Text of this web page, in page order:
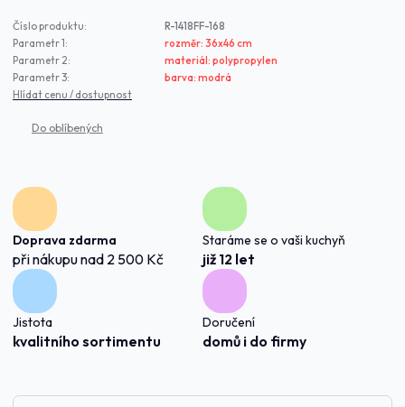
Číslo produktu:
R-1418FF-168
Parametr 1:
rozměr: 36x46 cm
Parametr 2:
materiál: polypropylen
Parametr 3:
barva: modrá
Hlídat cenu / dostupnost
Doprava zdarma
při nákupu nad 2 500 Kč
Staráme se o vaši kuchyň
již 12 let
Jistota
kvalitního sortimentu
Doručení
domů i do firmy